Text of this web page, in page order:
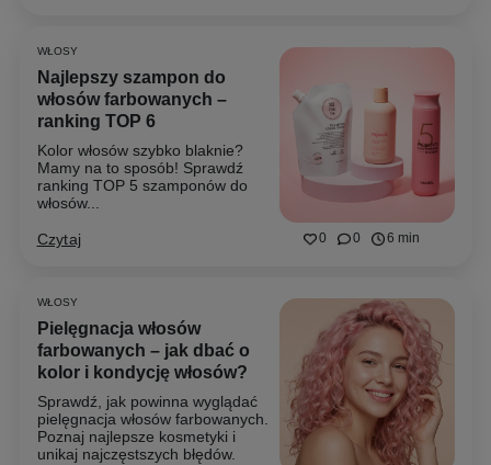
0 0 6 min
WŁOSY
Najlepszy szampon do
włosów farbowanych –
ranking TOP 6
Kolor włosów szybko blaknie?
Mamy na to sposób! Sprawdź
ranking TOP 5 szamponów do
włosów...
Czytaj
WŁOSY
Pielęgnacja włosów
farbowanych – jak dbać o
kolor i kondycję włosów?
Sprawdź, jak powinna wyglądać
pielęgnacja włosów farbowanych.
Poznaj najlepsze kosmetyki i
unikaj najczęstszych błędów.